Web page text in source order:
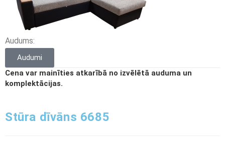
Audums:
Audumi
Cena var mainīties atkarībā no izvēlētā auduma un
komplektācijas.
Stūra dīvāns 6685